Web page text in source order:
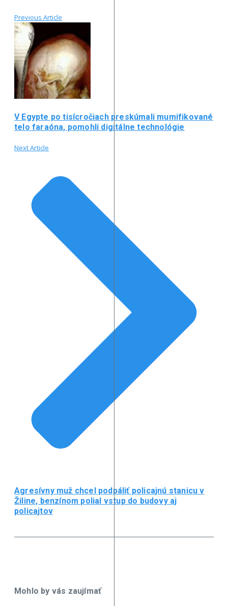
Previous Article
V Egypte po tisícročiach preskúmali mumifikované
telo faraóna, pomohli digitálne technológie
Next Article
Agresívny muž chcel podpáliť policajnú stanicu v
Žiline, benzínom polial vstup do budovy aj
policajtov
Mohlo by vás zaujímať